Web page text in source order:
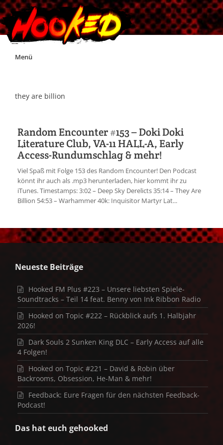
Skip
Menü
Impressum
Jobs
Discord
they are billion
Random Encounter #153 – Doki Doki
Literature Club, VA-11 HALL-A, Early
Access-Rundumschlag & mehr!
Viel Spaß mit Folge 153 des Random Encounter! Den Podcast
könnt ihr auch als .mp3 herunterladen, hier kommt ihr zu
iTunes. Timestamps: 3:02 – Deep Sky Derelicts 35:14 – They Are
Billion 54:53 – Warhammer 40k: Inquisitor Martyr Lat...
Neueste Beiträge
Hooked FM Plus #223 – Unsere liebsten Spiele-
Soundtracks – Teil 14 feat. Benny von Ink Ribbon Radio
Hooked on Topic #222 – Rückblick aufs 1. Halbjahr
2026!
Dark Souls 2 Sunken King DLC – Early Access auf alle
4 Folgen!
Hooked on Topic #221 – David & Robin über
Backrooms, Obsession, He-Man & mehr!
Feedback: Eure Fragen für den nächsten Feedback-
Podcast!
Das hat euch gehooked